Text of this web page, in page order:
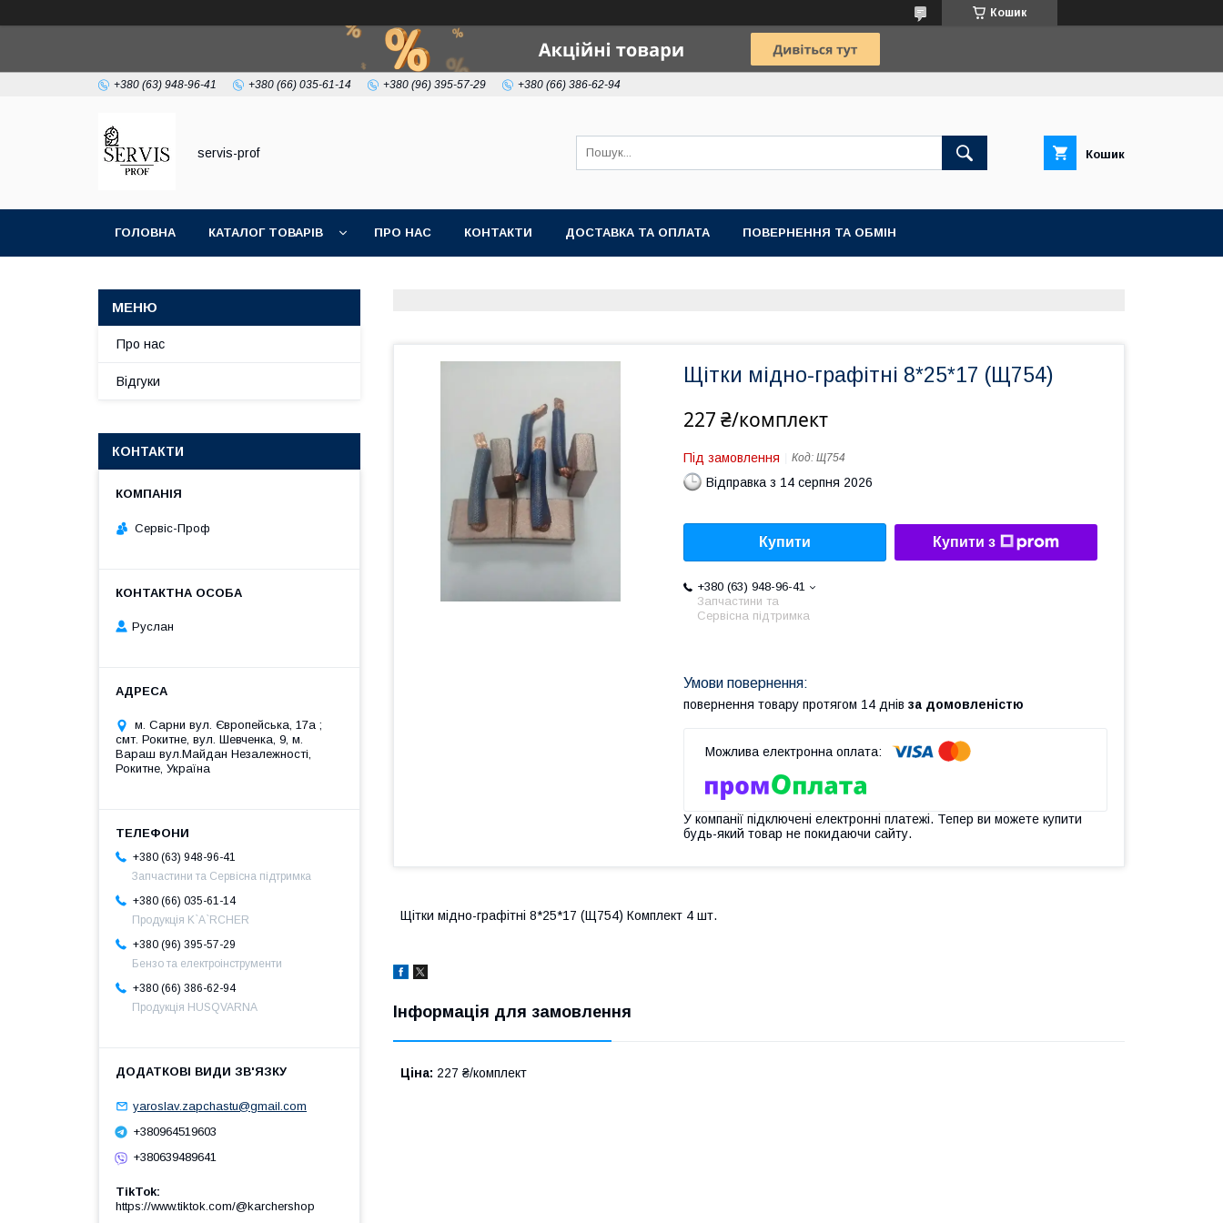
Кошик
+380 (63) 948-96-41 +380 (66) 035-61-14 +380 (96) 395-57-29 +380 (66) 386-62-94
servis-prof Кошик
ГОЛОВНА КАТАЛОГ ТОВАРІВ ПРО НАС КОНТАКТИ ДОСТАВКА ТА ОПЛАТА ПОВЕРНЕННЯ ТА ОБМІН
Щітки мідно-графітні 8*25*17 (Щ754)
227 ₴/комплект
Під замовлення Код: Щ754
Відправка з 14 серпня 2026
Купити Купити з
+380 (63) 948-96-41
Запчастини та
Сервісна підтримка
повернення товару протягом 14 днів за домовленістю
У компанії підключені електронні платежі. Тепер ви можете купити
будь-який товар не покидаючи сайту.
Щітки мідно-графітні 8*25*17 (Щ754) Комплект 4 шт.
Інформація для замовлення
Ціна: 227 ₴/комплект
Про нас
Відгуки
КОНТАКТИ
Сервіс-Проф
Руслан
м. Сарни вул. Європейська, 17а ;
смт. Рокитне, вул. Шевченка, 9, м.
Вараш вул.Майдан Незалежності,
Рокитне, Україна
+380 (63) 948-96-41
Запчастини та Сервісна підтримка
+380 (66) 035-61-14
Продукція K`A`RCHER
+380 (96) 395-57-29
Бензо та електроінструменти
+380 (66) 386-62-94
Продукція HUSQVARNA
yaroslav.zapchastu@gmail.com
+380964519603
+380639489641
TikTok
https://www.tiktok.com/@karchershop